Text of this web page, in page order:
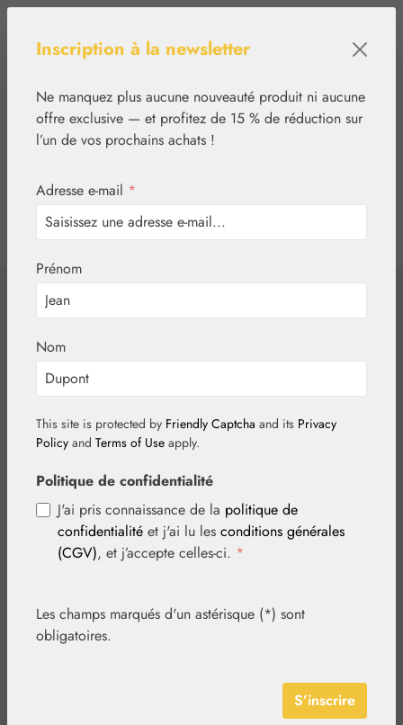
tcinn-a11y-toolbar.show
Eau de rose
Ignorer la galerie d'images
Inscription à la newsletter
Ne manquez plus aucune nouveauté produit ni aucune
offre exclusive — et profitez de 15 % de réduction sur
l’un de vos prochains achats !
Adresse e-mail *
Prénom
Nom
This site is protected by Friendly Captcha and its Privacy
Policy and Terms of Use apply.
Politique de confidentialité
J'ai pris connaissance de la politique de
confidentialité et j'ai lu les conditions générales
(CGV), et j’accepte celles-ci. *
Les champs marqués d'un astérisque (*) sont
obligatoires.
S’inscrire